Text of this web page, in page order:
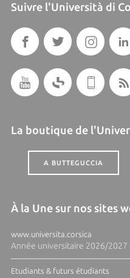
Suivre l'Università di
La boutique de
A BUTTEGUCCIA
À la Une sur nos sites
www.universita.corsica
Année universitaire 2026/2027
Etudiants & futurs étudiants